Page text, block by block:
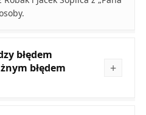
błędem
błędem